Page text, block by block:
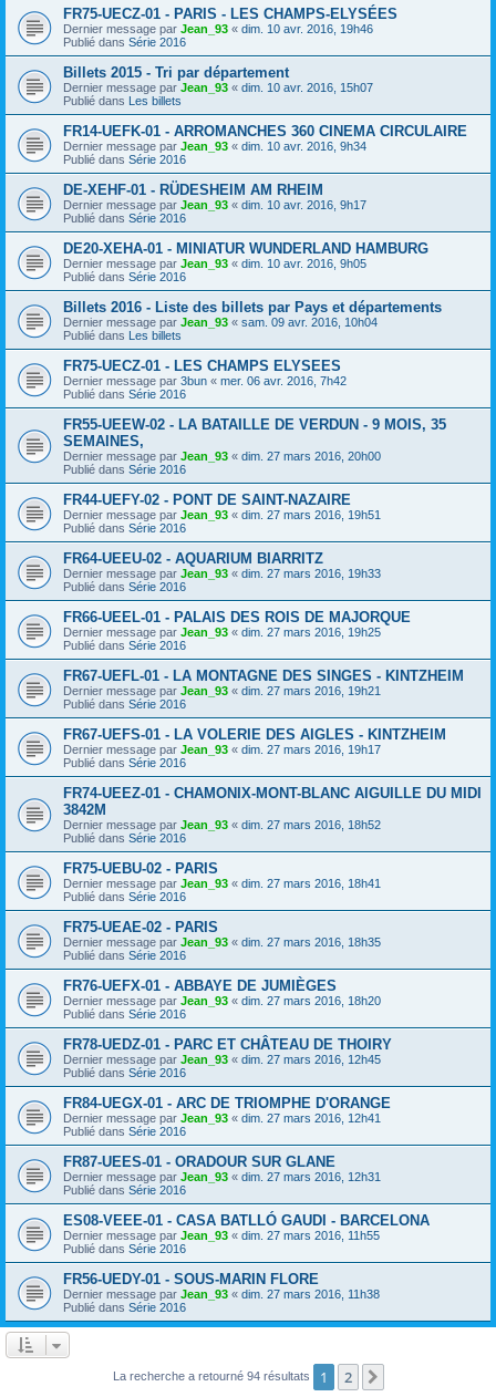
FR75-UECZ-01 - PARIS - LES CHAMPS-ELYSÉES
Dernier message par Jean_93 « dim. 10 avr. 2016, 19h46
Publié dans Série 2016
Billets 2015 - Tri par département
Dernier message par Jean_93 « dim. 10 avr. 2016, 15h07
Publié dans Les billets
FR14-UEFK-01 - ARROMANCHES 360 CINEMA CIRCULAIRE
Dernier message par Jean_93 « dim. 10 avr. 2016, 9h34
Publié dans Série 2016
DE-XEHF-01 - RÜDESHEIM AM RHEIM
Dernier message par Jean_93 « dim. 10 avr. 2016, 9h17
Publié dans Série 2016
DE20-XEHA-01 - MINIATUR WUNDERLAND HAMBURG
Dernier message par Jean_93 « dim. 10 avr. 2016, 9h05
Publié dans Série 2016
Billets 2016 - Liste des billets par Pays et départements
Dernier message par Jean_93 « sam. 09 avr. 2016, 10h04
Publié dans Les billets
FR75-UECZ-01 - LES CHAMPS ELYSEES
Dernier message par 3bun « mer. 06 avr. 2016, 7h42
Publié dans Série 2016
FR55-UEEW-02 - LA BATAILLE DE VERDUN - 9 MOIS, 35
SEMAINES,
Dernier message par Jean_93 « dim. 27 mars 2016, 20h00
Publié dans Série 2016
FR44-UEFY-02 - PONT DE SAINT-NAZAIRE
Dernier message par Jean_93 « dim. 27 mars 2016, 19h51
Publié dans Série 2016
FR64-UEEU-02 - AQUARIUM BIARRITZ
Dernier message par Jean_93 « dim. 27 mars 2016, 19h33
Publié dans Série 2016
FR66-UEEL-01 - PALAIS DES ROIS DE MAJORQUE
Dernier message par Jean_93 « dim. 27 mars 2016, 19h25
Publié dans Série 2016
FR67-UEFL-01 - LA MONTAGNE DES SINGES - KINTZHEIM
Dernier message par Jean_93 « dim. 27 mars 2016, 19h21
Publié dans Série 2016
FR67-UEFS-01 - LA VOLERIE DES AIGLES - KINTZHEIM
Dernier message par Jean_93 « dim. 27 mars 2016, 19h17
Publié dans Série 2016
FR74-UEEZ-01 - CHAMONIX-MONT-BLANC AIGUILLE DU MIDI
3842M
Dernier message par Jean_93 « dim. 27 mars 2016, 18h52
Publié dans Série 2016
FR75-UEBU-02 - PARIS
Dernier message par Jean_93 « dim. 27 mars 2016, 18h41
Publié dans Série 2016
FR75-UEAE-02 - PARIS
Dernier message par Jean_93 « dim. 27 mars 2016, 18h35
Publié dans Série 2016
FR76-UEFX-01 - ABBAYE DE JUMIÈGES
Dernier message par Jean_93 « dim. 27 mars 2016, 18h20
Publié dans Série 2016
FR78-UEDZ-01 - PARC ET CHÂTEAU DE THOIRY
Dernier message par Jean_93 « dim. 27 mars 2016, 12h45
Publié dans Série 2016
FR84-UEGX-01 - ARC DE TRIOMPHE D'ORANGE
Dernier message par Jean_93 « dim. 27 mars 2016, 12h41
Publié dans Série 2016
FR87-UEES-01 - ORADOUR SUR GLANE
Dernier message par Jean_93 « dim. 27 mars 2016, 12h31
Publié dans Série 2016
ES08-VEEE-01 - CASA BATLLÓ GAUDI - BARCELONA
Dernier message par Jean_93 « dim. 27 mars 2016, 11h55
Publié dans Série 2016
FR56-UEDY-01 - SOUS-MARIN FLORE
Dernier message par Jean_93 « dim. 27 mars 2016, 11h38
Publié dans Série 2016
La recherche a retourné 94 résultats 1 2